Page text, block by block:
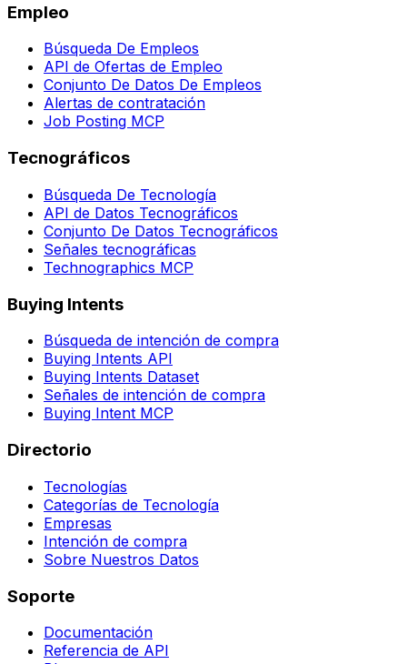
Empleo
Búsqueda De Empleos
API de Ofertas de Empleo
Conjunto De Datos De Empleos
Alertas de contratación
Job Posting MCP
Tecnográficos
Búsqueda De Tecnología
API de Datos Tecnográficos
Conjunto De Datos Tecnográficos
Señales tecnográficas
Technographics MCP
Buying Intents
Búsqueda de intención de compra
Buying Intents API
Buying Intents Dataset
Señales de intención de compra
Buying Intent MCP
Directorio
Tecnologías
Categorías de Tecnología
Empresas
Intención de compra
Sobre Nuestros Datos
Soporte
Documentación
Referencia de API